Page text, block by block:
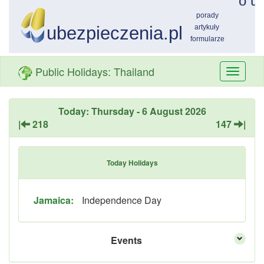
Public Holidays: Thailand
Today: Thursday - 6 August 2026
|
218 147 |
Today Holidays
Jamaica: Independence Day
Events